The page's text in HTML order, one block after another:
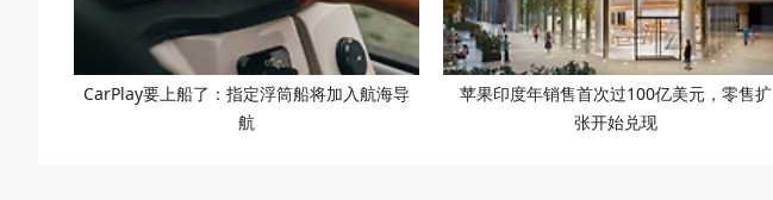
CarPlay要上船了：指定浮筒船将加入航海导
航
苹果印度年销售首次过100亿美元，零售扩
张开始兑现